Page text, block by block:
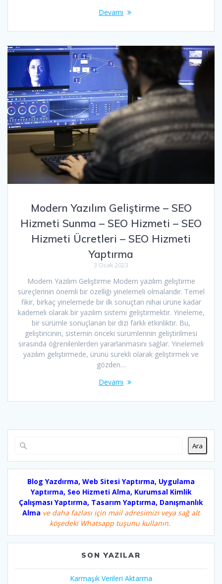
Devamı
Modern Yazılım Geliştirme – SEO
Hizmeti Sunma – SEO Hizmeti – SEO
Hizmeti Ücretleri – SEO Hizmeti
Yaptırma
3 Ocak 2023
Modern Yazılım Geliştirme Modern yazılım geliştirme
süreçlerinin önemli bir özelliği yinelemeli olmalarıdır. Temel
fikir, birkaç yinelemede bir ilk sonuçtan nihai ürüne kadar
kademeli olarak bir yazılım sistemi geliştirmektir. Yineleme,
bir sürümle sonuçlanan bir dizi farklı etkinliktir. Bu,
geliştiricinin, sistemin önceki sürümlerinin geliştirilmesi
sırasında öğrenilenlerden yararlanmasını sağlar. Yinelemeli
yazılım geliştirmede, ürünü sürekli olarak geliştirmek ve
gözden…
Devamı
Ara
Blog Yazdırma, Web Sitesi Yaptırma, Uygulama
Yaptırma, Seo Hizmeti Alma, Kurumsal Kimlik
Çalışması Yaptırma, Tasarım Yaptırma, Danışmanlık
Alma ve daha fazlası için mail adresimizi veya sağ alt
köşedeki Whatsapp tuşunu kullanın.
SON YAZILAR
Karmaşık Verileri Aktarma